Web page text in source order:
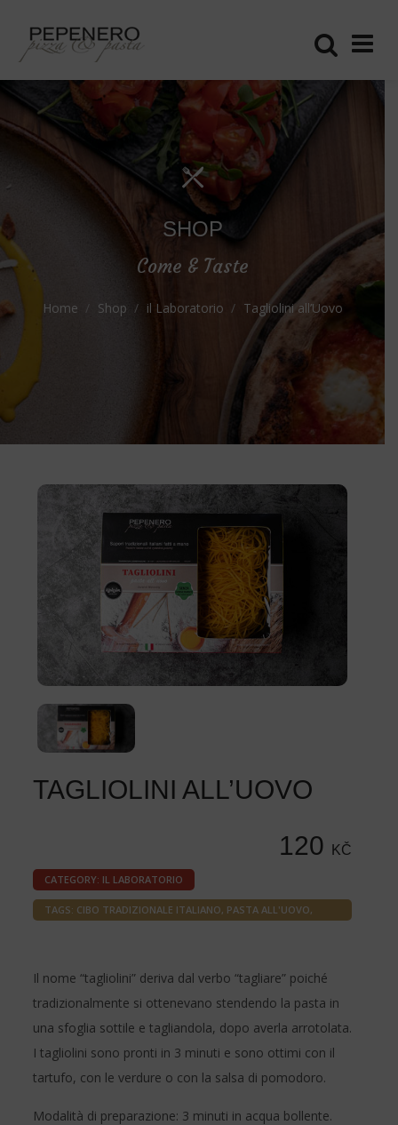
SHOP
Come & Taste
Home Shop il Laboratorio Tagliolini all’Uovo
TAGLIOLINI ALL’UOVO
120
KČ
CATEGORY: IL LABORATORIO
TAGS: CIBO TRADIZIONALE ITALIANO, PASTA ALL'UOVO,
Il nome “tagliolini” deriva dal verbo “tagliare” poiché
tradizionalmente si ottenevano stendendo la pasta in
una sfoglia sottile e tagliandola, dopo averla arrotolata.
I tagliolini sono pronti in 3 minuti e sono ottimi con il
tartufo, con le verdure o con la salsa di pomodoro.
Modalità di preparazione: 3 minuti in acqua bollente.